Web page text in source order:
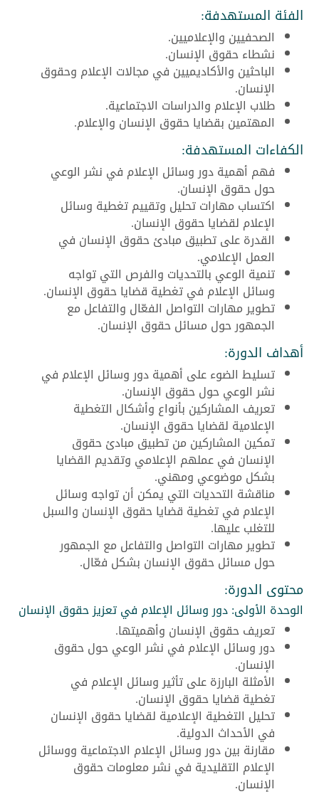
الفئة المستهدفة:
الصحفيين والإعلاميين.
نشطاء حقوق الإنسان.
الباحثين والأكاديميين في مجالات الإعلام وحقوق
الإنسان.
طلاب الإعلام والدراسات الاجتماعية.
المهتمين بقضايا حقوق الإنسان والإعلام.
الكفاءات المستهدفة:
فهم أهمية دور وسائل الإعلام في نشر الوعي
حول حقوق الإنسان.
اكتساب مهارات تحليل وتقييم تغطية وسائل
الإعلام لقضايا حقوق الإنسان.
القدرة على تطبيق مبادئ حقوق الإنسان في
العمل الإعلامي.
تنمية الوعي بالتحديات والفرص التي تواجه
وسائل الإعلام في تغطية قضايا حقوق الإنسان.
تطوير مهارات التواصل الفعّال والتفاعل مع
الجمهور حول مسائل حقوق الإنسان.
أهداف الدورة:
تسليط الضوء على أهمية دور وسائل الإعلام في
نشر الوعي حول حقوق الإنسان.
تعريف المشاركين بأنواع وأشكال التغطية
الإعلامية لقضايا حقوق الإنسان.
تمكين المشاركين من تطبيق مبادئ حقوق
الإنسان في عملهم الإعلامي وتقديم القضايا
بشكل موضوعي ومهني.
مناقشة التحديات التي يمكن أن تواجه وسائل
الإعلام في تغطية قضايا حقوق الإنسان والسبل
للتغلب عليها.
تطوير مهارات التواصل والتفاعل مع الجمهور
حول مسائل حقوق الإنسان بشكل فعّال.
محتوى الدورة:
الوحدة الأولى: دور وسائل الإعلام في تعزيز حقوق الإنسان
تعريف حقوق الإنسان وأهميتها.
دور وسائل الإعلام في نشر الوعي حول حقوق
الإنسان.
الأمثلة البارزة على تأثير وسائل الإعلام في
تغطية قضايا حقوق الإنسان.
تحليل التغطية الإعلامية لقضايا حقوق الإنسان
في الأحداث الدولية.
مقارنة بين دور وسائل الإعلام الاجتماعية ووسائل
الإعلام التقليدية في نشر معلومات حقوق
الإنسان.